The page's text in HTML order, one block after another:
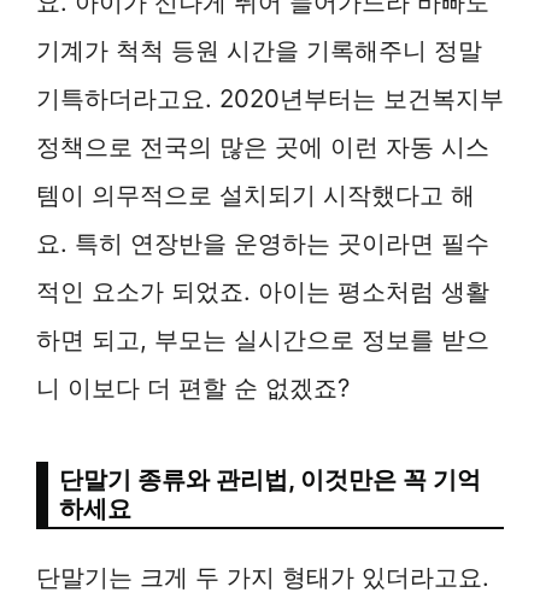
기계가 척척 등원 시간을 기록해주니 정말
기특하더라고요. 2020년부터는 보건복지부
정책으로 전국의 많은 곳에 이런 자동 시스
템이 의무적으로 설치되기 시작했다고 해
요. 특히 연장반을 운영하는 곳이라면 필수
적인 요소가 되었죠. 아이는 평소처럼 생활
하면 되고, 부모는 실시간으로 정보를 받으
니 이보다 더 편할 순 없겠죠?
단말기 종류와 관리법, 이것만은 꼭 기억
하세요
단말기는 크게 두 가지 형태가 있더라고요.